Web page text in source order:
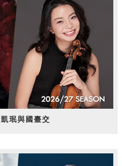
珉與國臺交